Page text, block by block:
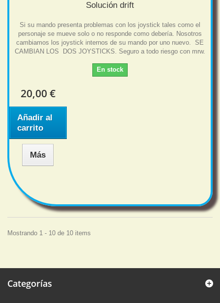
Solución drift
Si su mando presenta problemas con los joystick tales como el
personaje se mueve solo o no responde como debería. Nosotros
cambiamos los joystick internos de su mando por uno nuevo. SE
CAMBIAN LOS DOS JOYSTICKS. Seguro a todo riesgo con mrw.
En stock
20,00 €
Añadir al
carrito
Más
Mostrando 1 - 10 de 10 items
Categorías